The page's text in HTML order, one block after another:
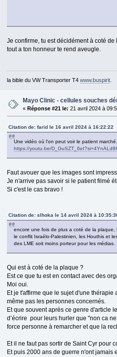
Je confirme, tu est décidément à coté
tout a ton honneur te rend aveugle.
la bible du VW Transporter T4 www.buspirit.
Mayo Clinic - cellules souches
« Réponse #21 le: 21 avril 2024 à
Citation de: farid le 16 avril 2024 à 16:22:22
Une vidéo où l'on peut voir le patient marché.
https://youtu.be/
Faut avouer que les images sont
Je n'arrive pas savoir si le patient filmé
Si c'est le cas bravo !
Citation de: slhoka le 14 avril 2024 à
encore une fois de plus a coté de la plaque,
le conflit Israélo-Palestinien, les Houthis et
des LME soit moins porteur pour les médias.
Qui est à coté de la plaque ?
Est ce que tu est en contact avec des
Moi oui.
Et je t'affirme que le sujet d'une
même pas les personnes concernés.
Et que souvent après ce genre d'article
d’écrire pour leurs hurler que "non ca
force personne à remarcher et que la
Et il ne faut pas sortir de Saint Cyr pour
Et puis 2000 ans de guerre n'ont jamais